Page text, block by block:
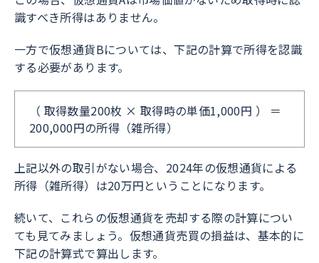
識すべき所得はありません。
一方で仮想通貨Bについては、下記の計算で所得を認識
する必要があります。
（ 取得数量200枚 × 取得時の単価1,000円 ） ＝
200,000円の所得（雑所得）
上記以外の取引がない場合、2024年の仮想通貨による
所得（雑所得）は20万円ということになります。
続いて、これらの仮想通貨を売却する際の計算につい
ても見てみましょう。仮想通貨売買の損益は、基本的に
下記の計算式で算出します。